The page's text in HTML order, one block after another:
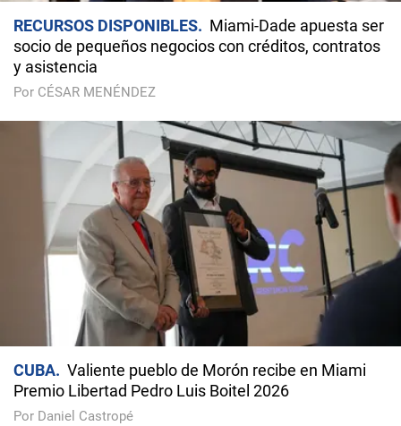
RECURSOS DISPONIBLES
Miami-Dade apuesta ser
socio de pequeños negocios con créditos, contratos
y asistencia
Por CÉSAR MENÉNDEZ
CUBA
Valiente pueblo de Morón recibe en Miami
Premio Libertad Pedro Luis Boitel 2026
Por Daniel Castropé